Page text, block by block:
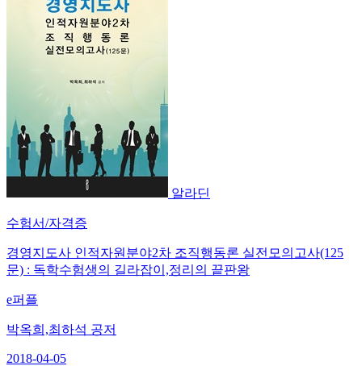
알라딘
수험서/자격증
경영지도사 인적자원분야2차 조직행동론 실전모의고사(125
문) : 독학수험생의 길라잡이,정리의 끝판왕
e퍼플
박옥희,최하석 공저
2018-04-05